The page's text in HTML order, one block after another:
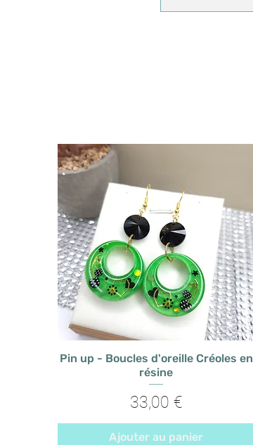
Pin up - Boucles d'oreille Créoles en
résine
Prix
33,00 €
Ajouter au panier